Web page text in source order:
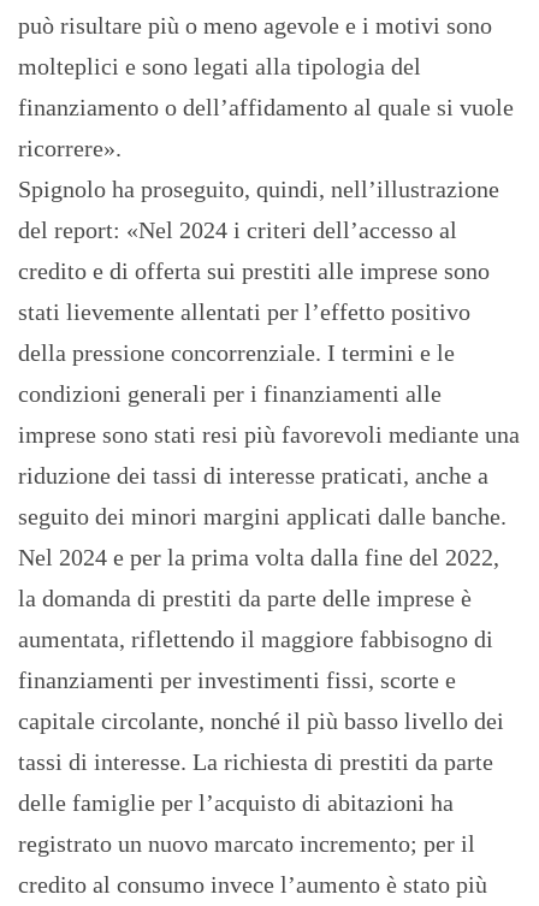
può risultare più o meno agevole e i motivi sono
molteplici e sono legati alla tipologia del
finanziamento o dell’affidamento al quale si vuole
ricorrere».
Spignolo ha proseguito, quindi, nell’illustrazione
del report: «Nel 2024 i criteri dell’accesso al
credito e di offerta sui prestiti alle imprese sono
stati lievemente allentati per l’effetto positivo
della pressione concorrenziale. I termini e le
condizioni generali per i finanziamenti alle
imprese sono stati resi più favorevoli mediante una
riduzione dei tassi di interesse praticati, anche a
seguito dei minori margini applicati dalle banche.
Nel 2024 e per la prima volta dalla fine del 2022,
la domanda di prestiti da parte delle imprese è
aumentata, riflettendo il maggiore fabbisogno di
finanziamenti per investimenti fissi, scorte e
capitale circolante, nonché il più basso livello dei
tassi di interesse. La richiesta di prestiti da parte
delle famiglie per l’acquisto di abitazioni ha
registrato un nuovo marcato incremento; per il
credito al consumo invece l’aumento è stato più